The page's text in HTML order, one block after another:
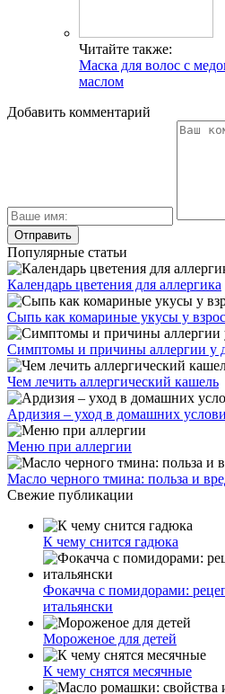
Читайте также:
Маска для волос с
маслом
Добавить комментарий
Популярные статьи
Календарь цветения для аллергика
Сыпь как комариные укусы у
Симптомы и причины аллергии у
Чем лечить аллергический кашель
Ардизия – уход в домашних
Меню при аллергии
Масло черного тмина: польза и
Свежие публикации
К чему снится гадюка
Фокачча с помидорами:
итальянски
Мороженое для детей
К чему снятся месячные